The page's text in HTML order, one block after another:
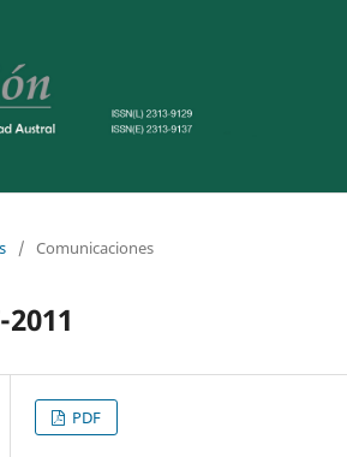
/ Comunicaciones
PDF